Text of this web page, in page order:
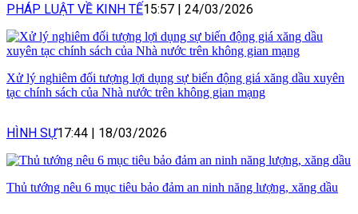
PHÁP LUẬT VỀ KINH TẾ15:57 | 24/03/2026
Xử lý nghiêm đối tượng lợi dụng sự biến động giá xăng dầu xuyên
tạc chính sách của Nhà nước trên không gian mạng
HÌNH SỰ17:44 | 18/03/2026
Thủ tướng nêu 6 mục tiêu bảo đảm an ninh năng lượng, xăng dầu